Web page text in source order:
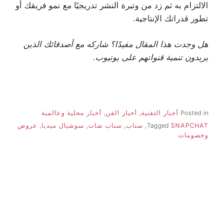
الالتزام به ثم زد من وتيرة النشر تدريجيًا مع نمو فريقك أو
تطور قدراتك الإنتاجية.
هل وجدت هذا المقال مفيدًا؟ شاركه مع أصدقائك الذين
يريدون تنمية قنواتهم على يوتيوب.
Posted in أخبار التقنية أخبار الفن
أخبار محلية وعالمية
Tagged SNAPCHAT
, سناب, سناب شات, سوشيال ميديا, عروض
وخصومات